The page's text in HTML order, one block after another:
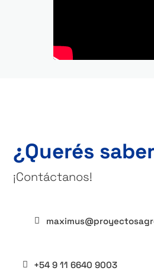
¿Querés
¡Contáctanos!
+54 9 11 6640 9003